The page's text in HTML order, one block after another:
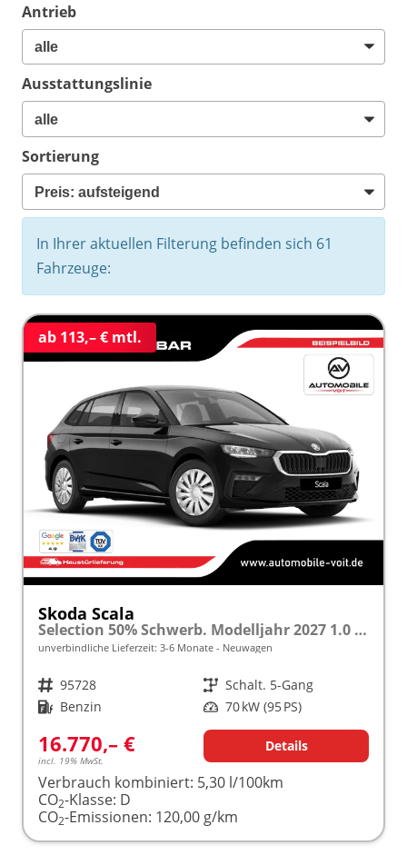
Antrieb
Ausstattungslinie
Sortierung
In Ihrer aktuellen Filterung befinden sich 61
Fahrzeuge:
ab 113,– € mtl.
Skoda Scala
Selection 50% Schwerb. Modelljahr 2027 1.0 TSI 70kW (95PS) "Sonderangebot bei Schwerbehinderung" SHZ/LED/TEMPOMAT frei konfigurierbar!
unverbindliche Lieferzeit: 3-6 Monate Neuwagen
Fahrzeugnr. 95728 Getriebe Schalt. 5-Gang
Kraftstoff Benzin Leistung 70 kW (95 PS)
16.770,– €
incl. 19% MwSt.
Details
Verbrauch kombiniert: 5,30 l/100km
CO2-Klasse: D
CO2-Emissionen: 120,00 g/km